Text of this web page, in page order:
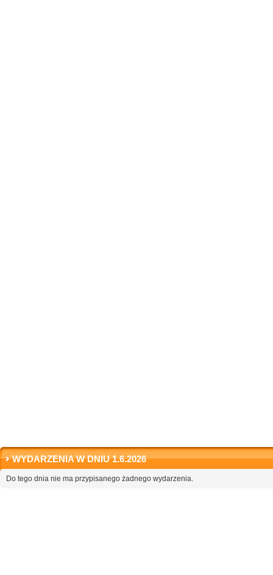
WYDARZENIA W DNIU 1.6.2026
Do tego dnia nie ma przypisanego żadnego wydarzenia.